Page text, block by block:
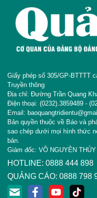
Giấy phép số 305/GP-BTTTT
Truyền thông
Địa chỉ: Đường Trần Quang
Điện thoại: (0232).3859489 -
Email:
Bản quyền thuộc về Báo và
sao chép dưới mọi hình thức
bản.
Giám đốc: VÕ NGUYÊN THỦY
HOTLINE: 0888 444 898
QUẢNG CÁO: 0888 798